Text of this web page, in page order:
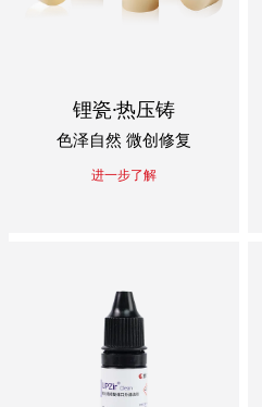
锂瓷·热压铸
色泽自然 微创修复
进一步了解